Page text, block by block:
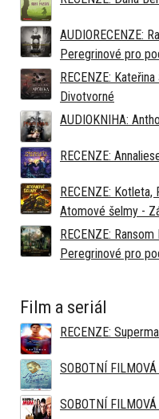
AUDIORECENZE:
Peregrinové pro
RECENZE:
Divotvorné
AUDIOKNIHA:
RECENZE:
RECENZE:
Atomové šelmy -
RECENZE:
Peregrinové pro
Film a seriál
RECENZE:
SOBOTNÍ
SOBOTNÍ